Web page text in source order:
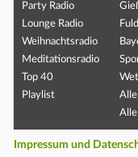
Party Radio
Lounge Radio
Weihnachtsradio
Meditationsradio
Top 40
Playlist
Impressum und